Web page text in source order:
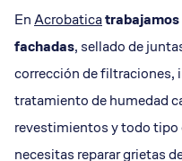
EnAcrobaticatrabajamos
fachadas, sellado de
corrección de filtraciones,
tratamiento de humedad
revestimientos y todo tipo
necesitas reparar grietas